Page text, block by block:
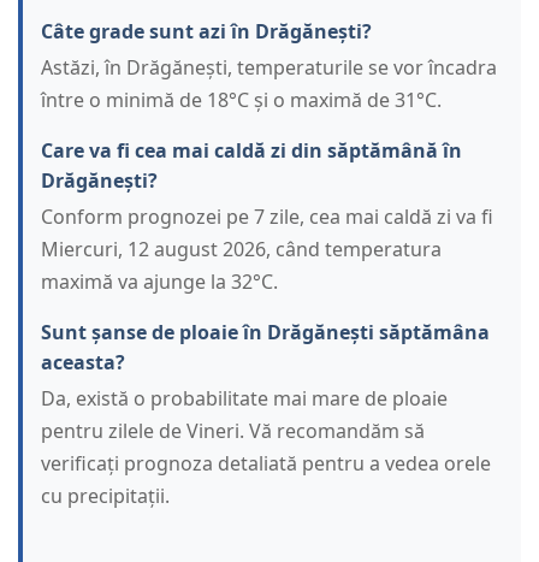
Câte grade sunt azi în Drăgănești?
Astăzi, în Drăgănești, temperaturile se vor încadra
între o minimă de 18°C și o maximă de 31°C.
Care va fi cea mai caldă zi din săptămână în
Drăgănești?
Conform prognozei pe 7 zile, cea mai caldă zi va fi
Miercuri, 12 august 2026, când temperatura
maximă va ajunge la 32°C.
Sunt șanse de ploaie în Drăgănești săptămâna
aceasta?
Da, există o probabilitate mai mare de ploaie
pentru zilele de Vineri. Vă recomandăm să
verificați prognoza detaliată pentru a vedea orele
cu precipitații.